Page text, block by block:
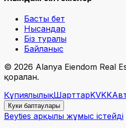
Басты бет
Нысандар
Біз туралы
Байланыс
© 2026 Alanya Eiendom Real
қорғалған.
ҚұпиялылықШарттарKVKK
Куки баптаулары
Beyties арқылы жұмыс істейді